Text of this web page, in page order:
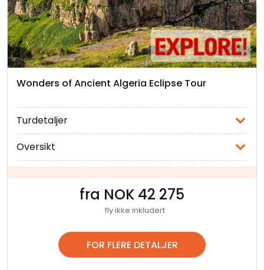
Wonders of Ancient Algeria Eclipse Tour
Turdetaljer
Oversikt
fra NOK 42 275
fly ikke inkludert
FOR FLERE DETALJER